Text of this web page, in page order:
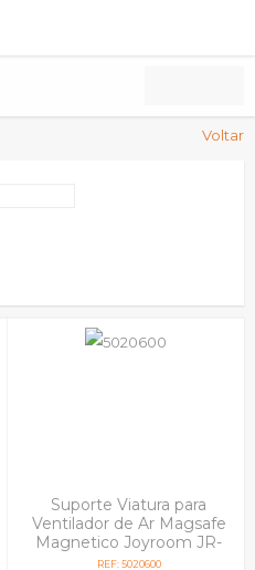
Voltar
Suporte Viatura para
Ventilador de Ar Magsafe
Magnetico Joyroom JR-
ZS279 Preto
REF: 5020600